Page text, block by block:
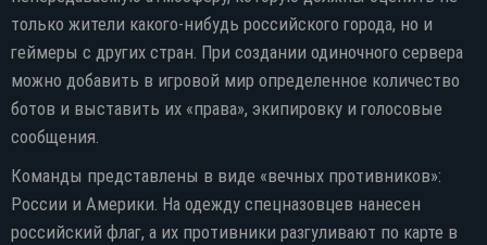
только жители какого-нибудь российского города, но и
геймеры с других стран. При создании одиночного сервера
можно добавить в игровой мир определенное количество
ботов и выставить их «права», экипировку и голосовые
сообщения.
Команды представлены в виде «вечных противников»:
России и Америки. На одежду спецназовцев нанесен
российский флаг, а их противники разгуливают по карте в